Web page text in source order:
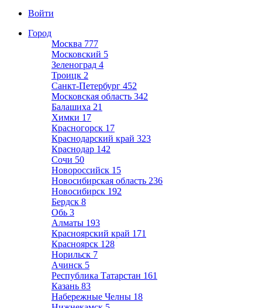
Войти
Город
Москва 777
Московский 5
Зеленоград 4
Троицк 2
Санкт-Петербург 452
Московская область 342
Балашиха 21
Химки 17
Красногорск 17
Краснодарский край 323
Краснодар 142
Сочи 50
Новороссийск 15
Новосибирская область 236
Новосибирск 192
Бердск 8
Обь 3
Алматы 193
Красноярский край 171
Красноярск 128
Норильск 7
Ачинск 5
Республика Татарстан 161
Казань 83
Набережные Челны 18